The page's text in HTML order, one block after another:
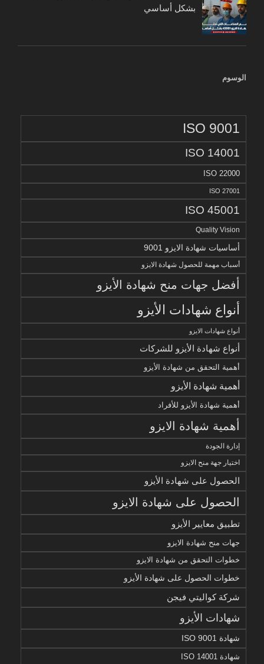
بشكل أساسي
الوسوم
ISO 9001
ISO 14001
ISO 22000
ISO 27001
ISO 45001
Quality Vision
أساسيات شهادة الايزو 9001
أسباب مهمة للحصول شهادة الايزو
أفضل جهات منح شهادة الأيزو
أنواع شهادات الأيزو
أنواع شهادات الايزو
أنواع شهادة الأيزو للشركات
أهمية التحقق من شهادة الأيزو
أهمية شهادة الأيزو
أهمية شهادة الأيزو للأفراد
أهمية شهادة الايزو
إدارة الجودة
اختيار جهة منح الايزو
الحصول على شهادة الأيزو
الحصول على شهادة الايزو
تطبيق معايير الأيزو
جهات منح شهادة الايزو
خطوات التحقق من شهادة الايزو
خطوات الحصول على شهادة الأيزو
شركة كواليتي فيجن
شهادات الأيزو
شهادة ISO 9001
شهادة ISO 14001